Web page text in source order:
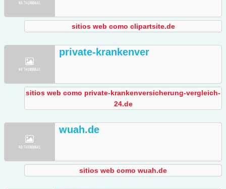
sitios web como clipartsite.de
private-krankenver
sitios web como private-krankenversicherung-vergleich-
24.de
wuah.de
sitios web como wuah.de